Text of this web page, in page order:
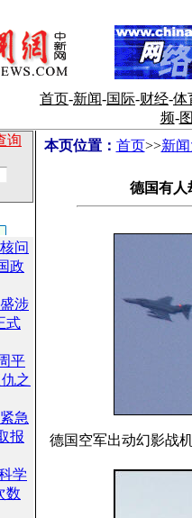
首页-新闻-国际-财经-体
频-
询
问
政
涉
式
平
之
急
报
学
数
本页位置： 首页>>新
德国有人
德国空军出动幻影战